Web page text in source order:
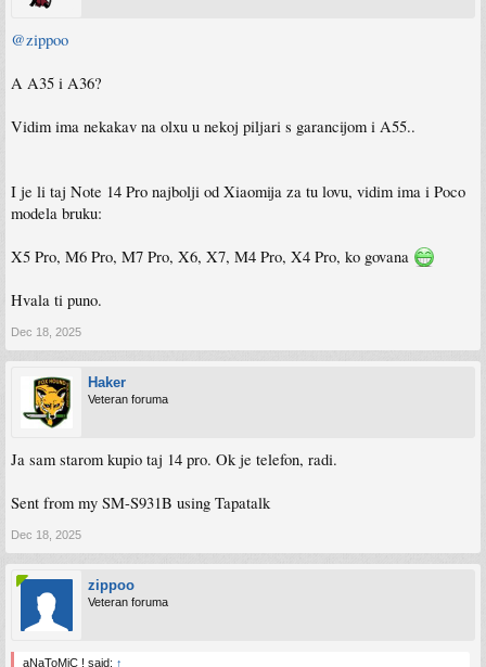
@zippoo
A A35 i A36?
Vidim ima nekakav na olxu u nekoj piljari s garancijom i A55..
I je li taj Note 14 Pro najbolji od Xiaomija za tu lovu, vidim ima i Poco
modela bruku:
X5 Pro, M6 Pro, M7 Pro, X6, X7, M4 Pro, X4 Pro, ko govana
Hvala ti puno.
Dec 18, 2025
Haker
Veteran foruma
Ja sam starom kupio taj 14 pro. Ok je telefon, radi.
Sent from my SM-S931B using Tapatalk
Dec 18, 2025
zippoo
Veteran foruma
aNaToMiC ! said: ↑